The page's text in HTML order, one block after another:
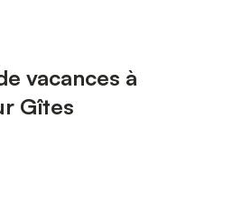
vacances à
Gîtes